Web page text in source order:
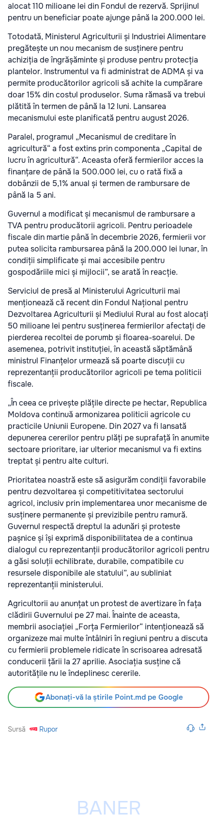
alocat 110 milioane lei din Fondul de rezervă. Sprijinul
pentru un beneficiar poate ajunge până la 200.000 lei.
Totodată, Ministerul Agriculturii și Industriei Alimentare
pregătește un nou mecanism de susținere pentru
achiziția de îngrășăminte și produse pentru protecția
plantelor. Instrumentul va fi administrat de ADMA și va
permite producătorilor agricoli să achite la cumpărare
doar 15% din costul produselor. Suma rămasă va trebui
plătită în termen de până la 12 luni. Lansarea
mecanismului este planificată pentru august 2026.
Paralel, programul „Mecanismul de creditare în
agricultură“ a fost extins prin componenta „Capital de
lucru în agricultură“. Aceasta oferă fermierilor acces la
finanțare de până la 500.000 lei, cu o rată fixă a
dobânzii de 5,1% anual și termen de rambursare de
până la 5 ani.
Guvernul a modificat și mecanismul de rambursare a
TVA pentru producătorii agricoli. Pentru perioadele
fiscale din martie până în decembrie 2026, fermierii vor
putea solicita rambursarea până la 200.000 lei lunar, în
condiții simplificate și mai accesibile pentru
gospodăriile mici și mijlocii”, se arată în reacție.
Serviciul de presă al Ministerului Agriculturii mai
menționează că recent din Fondul Național pentru
Dezvoltarea Agriculturii și Mediului Rural au fost alocați
50 milioane lei pentru susținerea fermierilor afectați de
pierderea recoltei de porumb și floarea-soarelui. De
asemenea, potrivit instituției, în această săptămână
ministrul Finanțelor urmează să poarte discuții cu
reprezentanții producătorilor agricoli pe tema politicii
fiscale.
„În ceea ce privește plățile directe pe hectar, Republica
Moldova continuă armonizarea politicii agricole cu
practicile Uniunii Europene. Din 2027 va fi lansată
depunerea cererilor pentru plăți pe suprafață în anumite
sectoare prioritare, iar ulterior mecanismul va fi extins
treptat și pentru alte culturi.
Prioritatea noastră este să asigurăm condiții favorabile
pentru dezvoltarea și competitivitatea sectorului
agricol, inclusiv prin implementarea unor mecanisme de
susținere permanente și previzibile pentru ramură.
Guvernul respectă dreptul la adunări și proteste
pașnice și își exprimă disponibilitatea de a continua
dialogul cu reprezentanții producătorilor agricoli pentru
a găsi soluții echilibrate, durabile, compatibile cu
resursele disponibile ale statului”, au subliniat
reprezentanții ministerului.
Agricultorii au anunțat un protest de avertizare în fața
clădirii Guvernului pe 27 mai. Înainte de aceasta,
membrii asociației „Forța Fermierilor“ intenționează să
organizeze mai multe întâlniri în regiuni pentru a discuta
cu fermierii problemele ridicate în scrisoarea adresată
conducerii țării la 27 aprilie. Asociația susține că
autoritățile nu le îndeplinesc cererile.
Abonați-vă la știrile Point.md pe Google
Sursă Rupor